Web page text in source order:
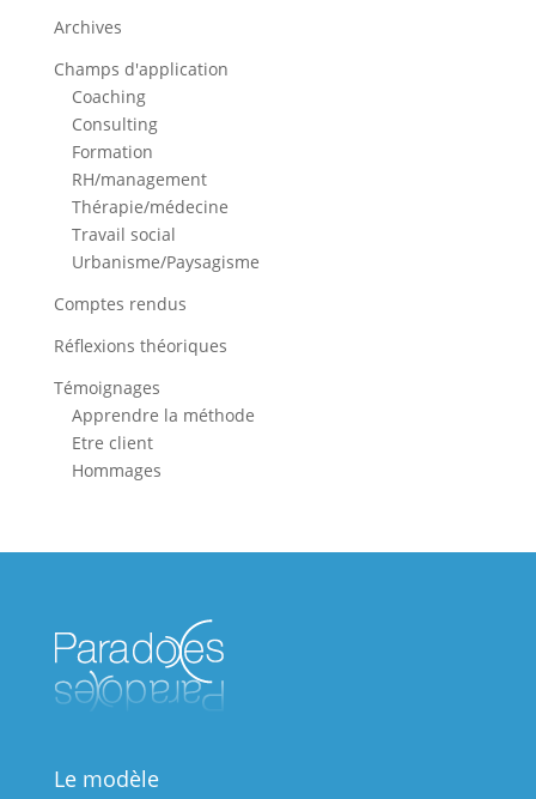
Archives
Champs d'application
Coaching
Consulting
Formation
RH/management
Thérapie/médecine
Travail social
Urbanisme/Paysagisme
Comptes rendus
Réflexions théoriques
Témoignages
Apprendre la méthode
Etre client
Hommages
Le modèle